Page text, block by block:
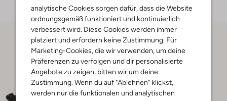
analytische Cookies sorgen dafür, dass die Website
ordnungsgemäß funktioniert und kontinuierlich
verbessert wird. Diese Cookies werden immer
platziert und erfordern keine Zustimmung. Für
Marketing-Cookies, die wir verwenden, um deine
Präferenzen zu verfolgen und dir personalisierte
Angebote zu zeigen, bitten wir um deine
Zustimmung. Wenn du auf "Ablehnen" klickst,
werden nur die funktionalen und analytischen